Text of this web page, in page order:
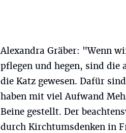
Alexandra Gräber: "Wenn
pflegen und hegen, sind die
die Katz gewesen. Dafür
haben mit viel Aufwand
Beine gestellt. Der
durch Kirchtumsdenken in